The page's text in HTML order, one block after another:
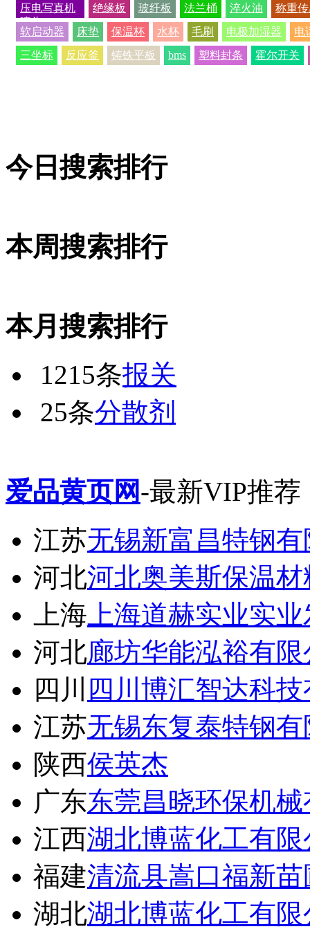
压电写真机
喷头
绝缘板 玻纤板 法兰桶 淬火油
称重
软启动器
床垫 保温杯 水杯 毛刷 电极加湿器
电
三坐标
反应釜 铸铁平板 bms 塑料封条 霍尔开关
今日搜索排行
本周搜索排行
本月搜索排行
1215条报关
25条分散剂
爱品黄页网-最新VIP推荐
江苏无锡新富昌特钢
河北河北奥美斯保温
上海 上海道赫实业实
河北廊坊华能泓裕有
四川 四川博汇智达科
江苏无锡东复泰特钢
陕西侯英杰
广东东莞昌晓环保机
江西湖北博蓝化工有
福建清流县嵩口福新苗
湖北湖北博蓝化工有限